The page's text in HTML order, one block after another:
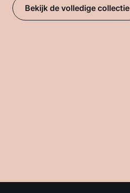
Bekijk de volledige collectie